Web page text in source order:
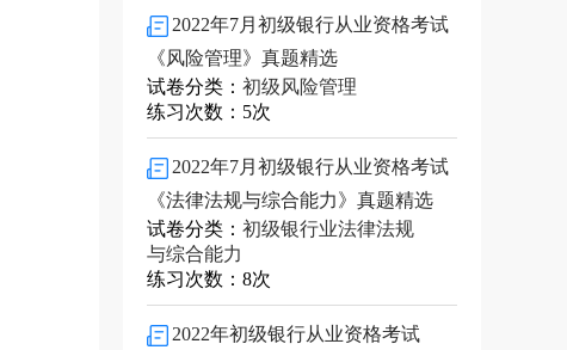
2022年7月初级银行从业资格考试
《风险管理》真题精选
试卷分类： 初级风险管理
练习次数：5次
2022年7月初级银行从业资格考试
《法律法规与综合能力》真题精选
试卷分类： 初级银行业法律法规
与综合能力
练习次数：8次
2022年初级银行从业资格考试